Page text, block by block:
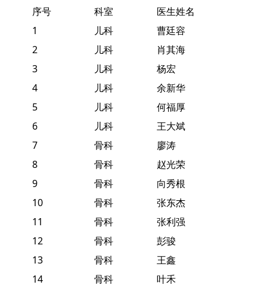
序号 科室
医生姓名
1
儿科
曹廷容
2
儿科
肖其海
3
儿科
杨宏
4
儿科
余新华
5
儿科
何福厚
6
儿科
王大斌
7
骨科
廖涛
8
骨科
赵光荣
9
骨科
向秀根
10
骨科
张东杰
11
骨科
张利强
12
骨科
彭骏
13
骨科
王鑫
14
骨科
叶禾